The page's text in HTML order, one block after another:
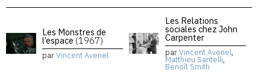
Les Monstres de
l’espace (1967)
parVincent Avenel
Les Relations
sociales chez John
Carpenter
parVincent Avenel,
Matthieu Santelli,
Benoît Smith